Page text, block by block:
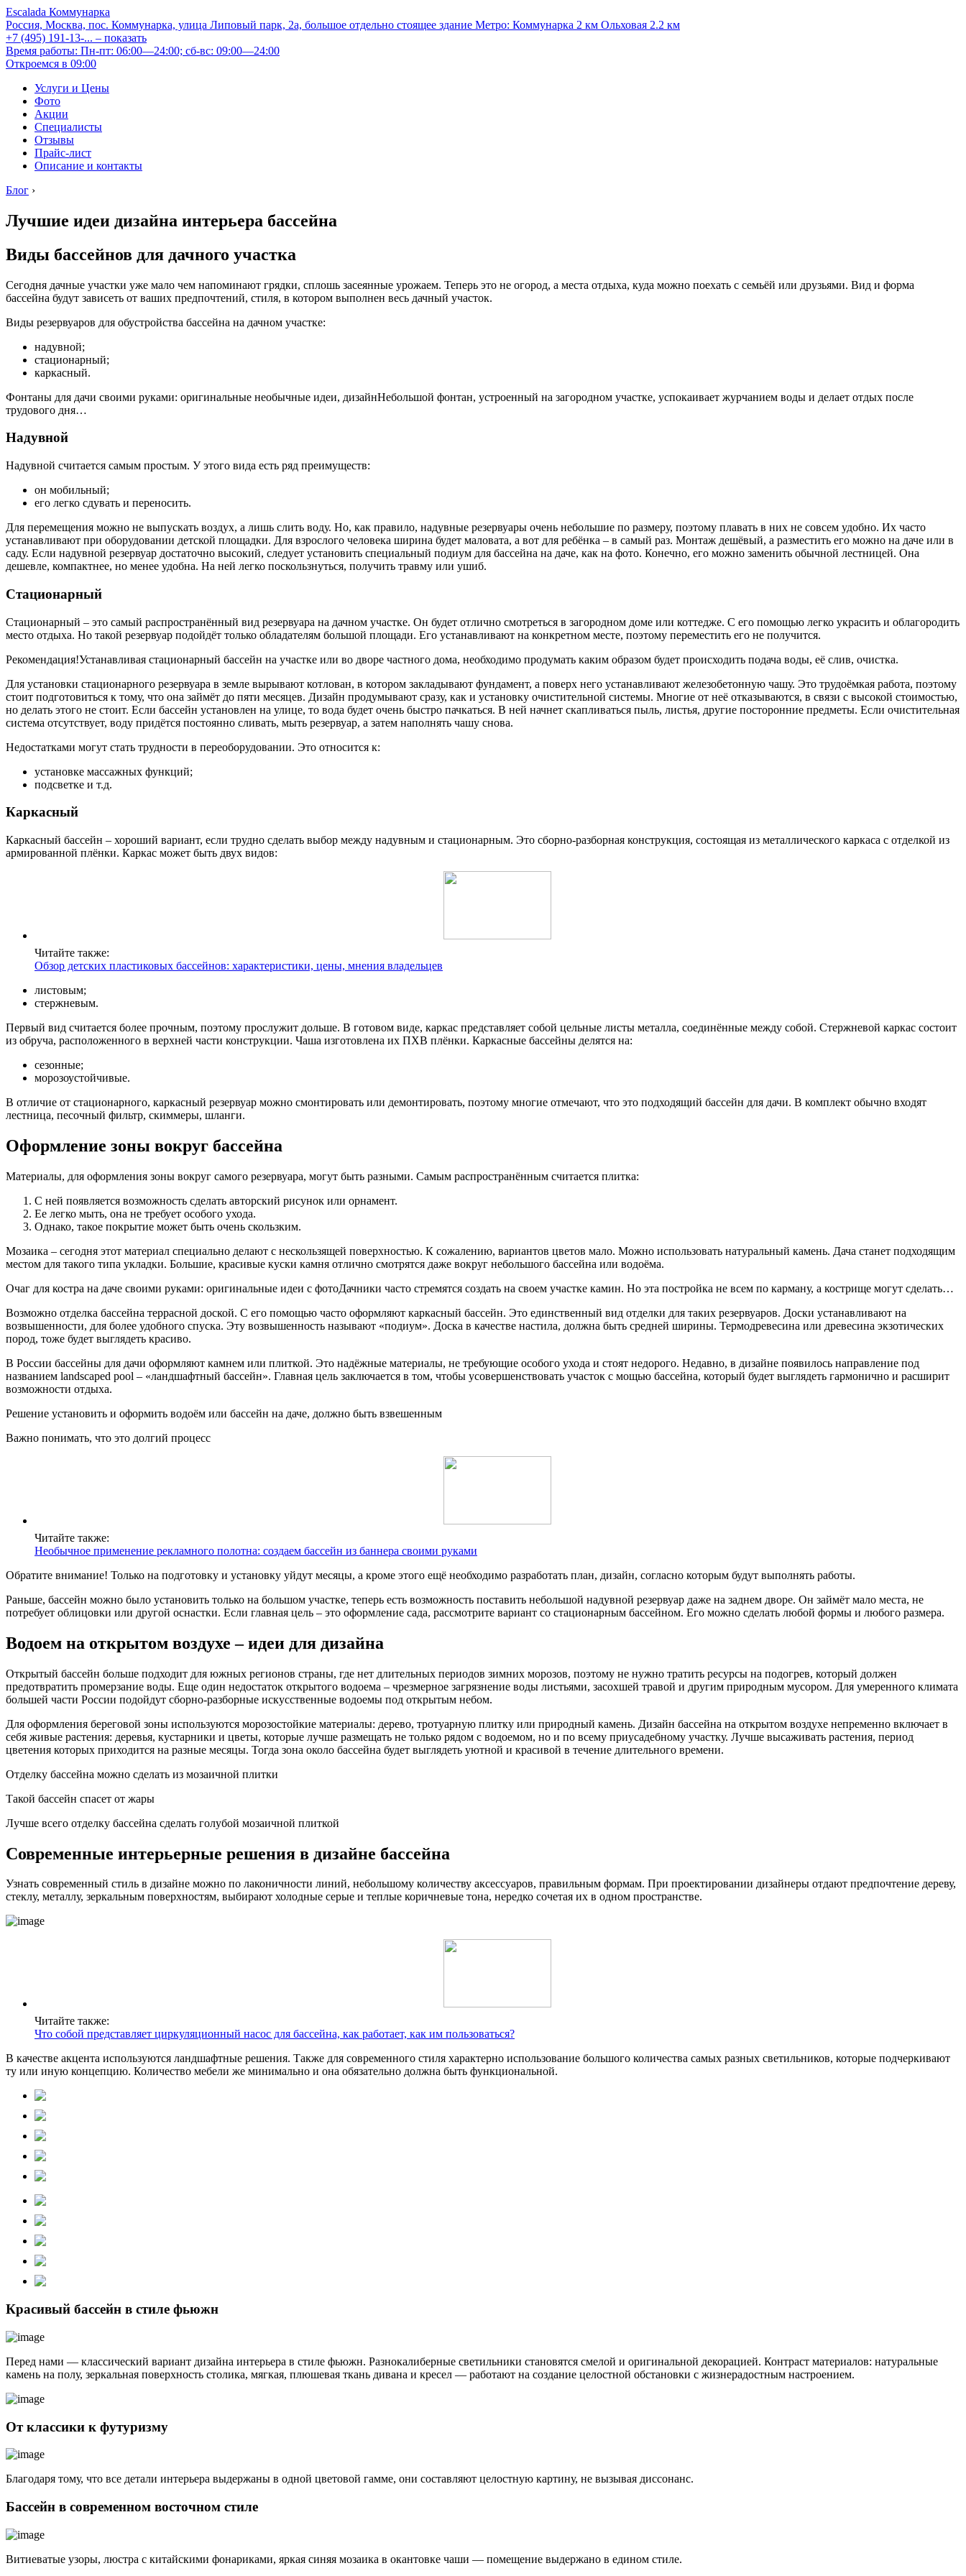
Escalada Коммунарка
Россия, Москва, пос. Коммунарка, улица Липовый парк, 2а, большое отдельно стоящее здание Метро: Коммунарка 2 км Ольховая 2.2 км
+7 (495) 191-13-... – показать
Время работы: Пн-пт: 06:00—24:00; сб-вс: 09:00—24:00
Откроемся в 09:00
Услуги и Цены
Фото
Акции
Специалисты
Отзывы
Прайс-лист
Описание и контакты
Блог ›
Лучшие идеи дизайна интерьера бассейна
Виды бассейнов для дачного участка
Сегодня дачные участки уже мало чем напоминают грядки, сплошь засеянные урожаем. Теперь это не огород, а места отдыха, куда можно поехать с семьёй или друзьями. Вид и форма
бассейна будут зависеть от ваших предпочтений, стиля, в котором выполнен весь дачный участок.
Виды резервуаров для обустройства бассейна на дачном участке:
надувной;
стационарный;
каркасный.
Фонтаны для дачи своими руками: оригинальные необычные идеи, дизайнНебольшой фонтан, устроенный на загородном участке, успокаивает журчанием воды и делает отдых после
трудового дня…
Надувной
Надувной считается самым простым. У этого вида есть ряд преимуществ:
он мобильный;
его легко сдувать и переносить.
Для перемещения можно не выпускать воздух, а лишь слить воду. Но, как правило, надувные резервуары очень небольшие по размеру, поэтому плавать в них не совсем удобно. Их часто
устанавливают при оборудовании детской площадки. Для взрослого человека ширина будет маловата, а вот для ребёнка – в самый раз. Монтаж дешёвый, а разместить его можно на даче или в
саду. Если надувной резервуар достаточно высокий, следует установить специальный подиум для бассейна на даче, как на фото. Конечно, его можно заменить обычной лестницей. Она
дешевле, компактнее, но менее удобна. На ней легко поскользнуться, получить травму или ушиб.
Стационарный
Стационарный – это самый распространённый вид резервуара на дачном участке. Он будет отлично смотреться в загородном доме или коттедже. С его помощью легко украсить и облагородить
место отдыха. Но такой резервуар подойдёт только обладателям большой площади. Его устанавливают на конкретном месте, поэтому переместить его не получится.
Рекомендация!Устанавливая стационарный бассейн на участке или во дворе частного дома, необходимо продумать каким образом будет происходить подача воды, её слив, очистка.
Для установки стационарного резервуара в земле вырывают котлован, в котором закладывают фундамент, а поверх него устанавливают железобетонную чашу. Это трудоёмкая работа, поэтому
стоит подготовиться к тому, что она займёт до пяти месяцев. Дизайн продумывают сразу, как и установку очистительной системы. Многие от неё отказываются, в связи с высокой стоимостью,
но делать этого не стоит. Если бассейн установлен на улице, то вода будет очень быстро пачкаться. В ней начнет скапливаться пыль, листья, другие посторонние предметы. Если очистительная
система отсутствует, воду придётся постоянно сливать, мыть резервуар, а затем наполнять чашу снова.
Недостатками могут стать трудности в переоборудовании. Это относится к:
установке массажных функций;
подсветке и т.д.
Каркасный
Каркасный бассейн – хороший вариант, если трудно сделать выбор между надувным и стационарным. Это сборно-разборная конструкция, состоящая из металлического каркаса с отделкой из
армированной плёнки. Каркас может быть двух видов:
Читайте также:
Обзор детских пластиковых бассейнов: характеристики, цены, мнения владельцев
листовым;
стержневым.
Первый вид считается более прочным, поэтому прослужит дольше. В готовом виде, каркас представляет собой цельные листы металла, соединённые между собой. Стержневой каркас состоит
из обруча, расположенного в верхней части конструкции. Чаша изготовлена их ПХВ плёнки. Каркасные бассейны делятся на:
сезонные;
морозоустойчивые.
В отличие от стационарного, каркасный резервуар можно смонтировать или демонтировать, поэтому многие отмечают, что это подходящий бассейн для дачи. В комплект обычно входят
лестница, песочный фильтр, скиммеры, шланги.
Оформление зоны вокруг бассейна
Материалы, для оформления зоны вокруг самого резервуара, могут быть разными. Самым распространённым считается плитка:
С ней появляется возможность сделать авторский рисунок или орнамент.
Ее легко мыть, она не требует особого ухода.
Однако, такое покрытие может быть очень скользким.
Мозаика – сегодня этот материал специально делают с нескользящей поверхностью. К сожалению, вариантов цветов мало. Можно использовать натуральный камень. Дача станет подходящим
местом для такого типа укладки. Большие, красивые куски камня отлично смотрятся даже вокруг небольшого бассейна или водоёма.
Очаг для костра на даче своими руками: оригинальные идеи с фотоДачники часто стремятся создать на своем участке камин. Но эта постройка не всем по карману, а кострище могут сделать…
Возможно отделка бассейна террасной доской. С его помощью часто оформляют каркасный бассейн. Это единственный вид отделки для таких резервуаров. Доски устанавливают на
возвышенности, для более удобного спуска. Эту возвышенность называют «подиум». Доска в качестве настила, должна быть средней ширины. Термодревесина или древесина экзотических
пород, тоже будет выглядеть красиво.
В России бассейны для дачи оформляют камнем или плиткой. Это надёжные материалы, не требующие особого ухода и стоят недорого. Недавно, в дизайне появилось направление под
названием landscaped pool – «ландшафтный бассейн». Главная цель заключается в том, чтобы усовершенствовать участок с мощью бассейна, который будет выглядеть гармонично и расширит
возможности отдыха.
Решение установить и оформить водоём или бассейн на даче, должно быть взвешенным
Важно понимать, что это долгий процесс
Читайте также:
Необычное применение рекламного полотна: создаем бассейн из баннера своими руками
Обратите внимание! Только на подготовку и установку уйдут месяцы, а кроме этого ещё необходимо разработать план, дизайн, согласно которым будут выполнять работы.
Раньше, бассейн можно было установить только на большом участке, теперь есть возможность поставить небольшой надувной резервуар даже на заднем дворе. Он займёт мало места, не
потребует облицовки или другой оснастки. Если главная цель – это оформление сада, рассмотрите вариант со стационарным бассейном. Его можно сделать любой формы и любого размера.
Водоем на открытом воздухе – идеи для дизайна
Открытый бассейн больше подходит для южных регионов страны, где нет длительных периодов зимних морозов, поэтому не нужно тратить ресурсы на подогрев, который должен
предотвратить промерзание воды. Еще один недостаток открытого водоема – чрезмерное загрязнение воды листьями, засохшей травой и другим природным мусором. Для умеренного климата
большей части России подойдут сборно-разборные искусственные водоемы под открытым небом.
Для оформления береговой зоны используются морозостойкие материалы: дерево, тротуарную плитку или природный камень. Дизайн бассейна на открытом воздухе непременно включает в
себя живые растения: деревья, кустарники и цветы, которые лучше размещать не только рядом с водоемом, но и по всему приусадебному участку. Лучше высаживать растения, период
цветения которых приходится на разные месяцы. Тогда зона около бассейна будет выглядеть уютной и красивой в течение длительного времени.
Отделку бассейна можно сделать из мозаичной плитки
Такой бассейн спасет от жары
Лучше всего отделку бассейна сделать голубой мозаичной плиткой
Современные интерьерные решения в дизайне бассейна
Узнать современный стиль в дизайне можно по лаконичности линий, небольшому количеству аксессуаров, правильным формам. При проектировании дизайнеры отдают предпочтение дереву,
стеклу, металлу, зеркальным поверхностям, выбирают холодные серые и теплые коричневые тона, нередко сочетая их в одном пространстве.
Читайте также:
Что собой представляет циркуляционный насос для бассейна, как работает, как им пользоваться?
В качестве акцента используются ландшафтные решения. Также для современного стиля характерно использование большого количества самых разных светильников, которые подчеркивают
ту или иную концепцию. Количество мебели же минимально и она обязательно должна быть функциональной.
Красивый бассейн в стиле фьюжн
Перед нами — классический вариант дизайна интерьера в стиле фьюжн. Разнокалиберные светильники становятся смелой и оригинальной декорацией. Контраст материалов: натуральные
камень на полу, зеркальная поверхность столика, мягкая, плюшевая ткань дивана и кресел — работают на создание целостной обстановки с жизнерадостным настроением.
От классики к футуризму
Благодаря тому, что все детали интерьера выдержаны в одной цветовой гамме, они составляют целостную картину, не вызывая диссонанс.
Бассейн в современном восточном стиле
Витиеватые узоры, люстра с китайскими фонариками, яркая синяя мозаика в окантовке чаши — помещение выдержано в едином стиле.